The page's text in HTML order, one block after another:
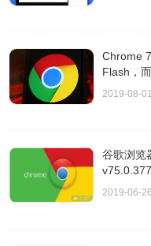
Chrome
Flash，
2019-08-01
谷歌浏览
2019-06-26